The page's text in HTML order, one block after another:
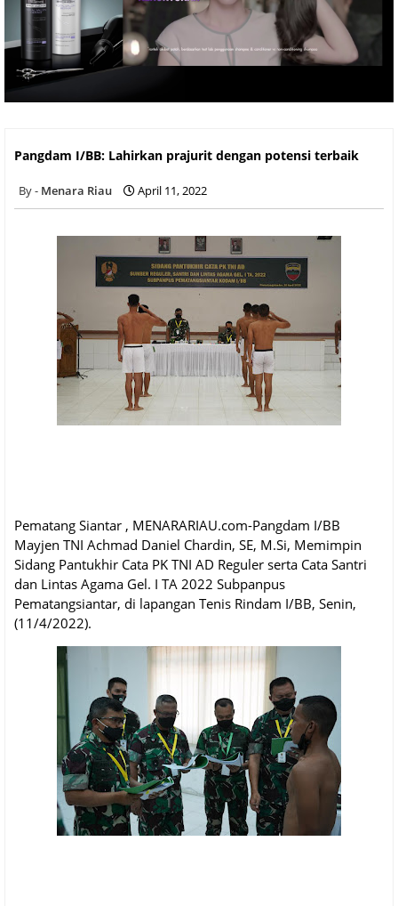
Pangdam I/BB: Lahirkan prajurit dengan potensi terbaik
Menara Riau April 11, 2022
Pematang Siantar , MENARARIAU.com-Pangdam I/BB
Mayjen TNI Achmad Daniel Chardin, SE, M.Si, Memimpin
Sidang Pantukhir Cata PK TNI AD Reguler serta Cata Santri
dan Lintas Agama Gel. I TA 2022 Subpanpus
Pematangsiantar, di lapangan Tenis Rindam I/BB, Senin,
(11/4/2022).